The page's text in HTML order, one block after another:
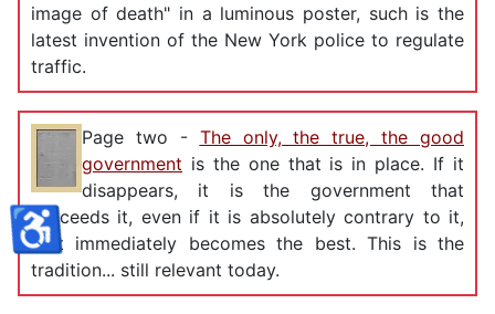
image of death" in a luminous poster, such is the
latest invention of the New York police to regulate
traffic.
Page two - The only, the true, the good
government is the one that is in place. If it
disappears, it is the government that
succeeds it, even if it is absolutely contrary to it,
that immediately becomes the best. This is the
tradition... still relevant today.